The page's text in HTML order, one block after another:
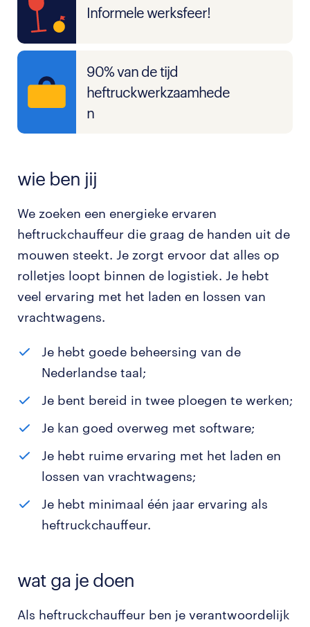
Informele werksfeer!
90% van de tijd
heftruckwerkzaamhede
n
wie ben jij
We zoeken een energieke ervaren
heftruckchauffeur die graag de handen uit de
mouwen steekt. Je zorgt ervoor dat alles op
rolletjes loopt binnen de logistiek. Je hebt
veel ervaring met het laden en lossen van
vrachtwagens.
Je hebt goede beheersing van de
Nederlandse taal;
Je bent bereid in twee ploegen te werken;
Je kan goed overweg met software;
Je hebt ruime ervaring met het laden en
lossen van vrachtwagens;
Je hebt minimaal één jaar ervaring als
heftruckchauffeur.
wat ga je doen
Als heftruckchauffeur ben je verantwoordelijk